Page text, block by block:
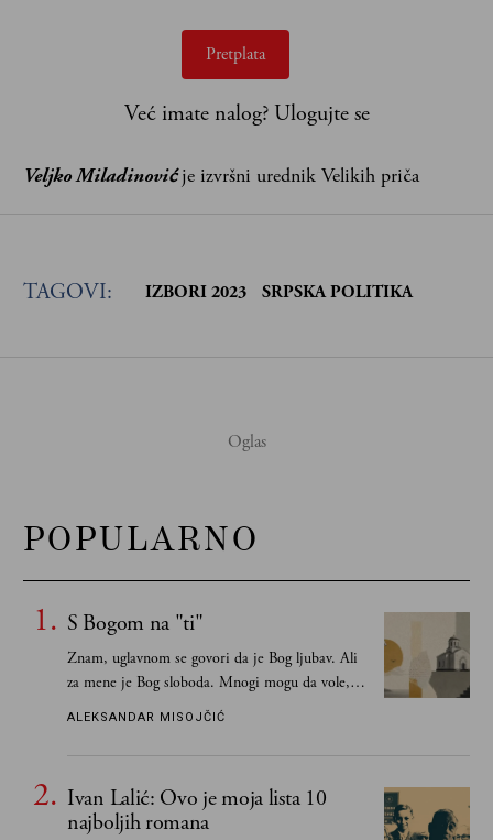
Pretplata
Već imate nalog? Ulogujte se
Veljko Miladinovićje izvršni urednik Velikih priča
TAGOVI: IZBORI 2023 SRPSKA POLITIKA
POPULARNO
S Bogom na "ti"
Znam, uglavnom se govori da je Bog ljubav. Ali
za mene je Bog sloboda. Mnogi mogu da vole, a
tek retki mogu da podnesu slobodu
ALEKSANDAR MISOJČIĆ
Ivan Lalić: Ovo je moja lista 10
najboljih romana